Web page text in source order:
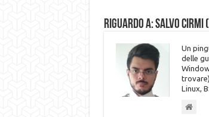
Riguardo a: Salvo Cirmi
Un
delle
Linux,